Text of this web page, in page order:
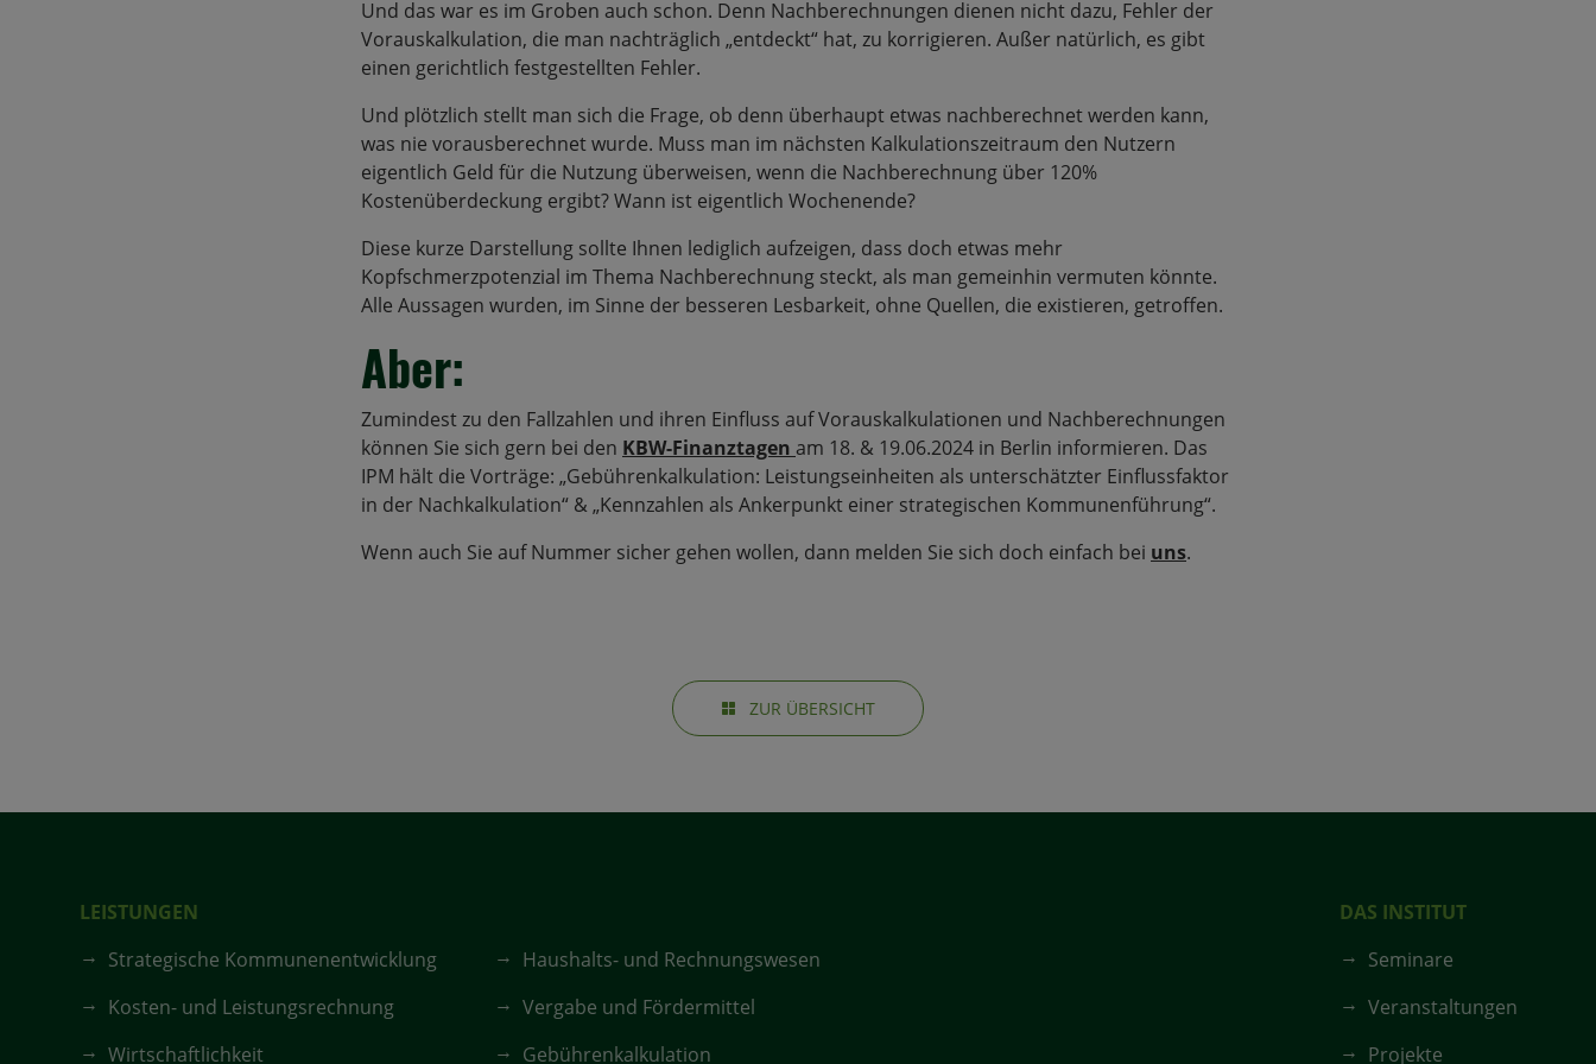
Und das war es im Groben auch schon. Denn Nachberechnungen dienen nicht dazu, Fehler der
Vorauskalkulation, die man nachträglich „entdeckt“ hat, zu korrigieren. Außer natürlich, es gibt
einen gerichtlich festgestellten Fehler.
Und plötzlich stellt man sich die Frage, ob denn überhaupt etwas nachberechnet werden kann,
was nie vorausberechnet wurde. Muss man im nächsten Kalkulationszeitraum den Nutzern
eigentlich Geld für die Nutzung überweisen, wenn die Nachberechnung über 120%
Kostenüberdeckung ergibt? Wann ist eigentlich Wochenende?
Diese kurze Darstellung sollte Ihnen lediglich aufzeigen, dass doch etwas mehr
Kopfschmerzpotenzial im Thema Nachberechnung steckt, als man gemeinhin vermuten könnte.
Alle Aussagen wurden, im Sinne der besseren Lesbarkeit, ohne Quellen, die existieren, getroffen.
Aber:
Zumindest zu den Fallzahlen und ihren Einfluss auf Vorauskalkulationen und Nachberechnungen
können Sie sich gern bei den KBW-Finanztagen am 18. & 19.06.2024 in Berlin informieren. Das
IPM hält die Vorträge: „Gebührenkalkulation: Leistungseinheiten als unterschätzter Einflussfaktor
in der Nachkalkulation“ & „Kennzahlen als Ankerpunkt einer strategischen Kommunenführung“.
Wenn auch Sie auf Nummer sicher gehen wollen, dann melden Sie sich doch einfach bei uns.
ZUR ÜBERSICHT
LEISTUNGEN
Strategische Kommunenentwicklung
Haushalts- und Rechnungswesen
Kosten- und Leistungsrechnung
Vergabe und Fördermittel
Wirtschaftlichkeit
Gebührenkalkulation
DAS INSTITUT
Seminare
Veranstaltungen
Projekte